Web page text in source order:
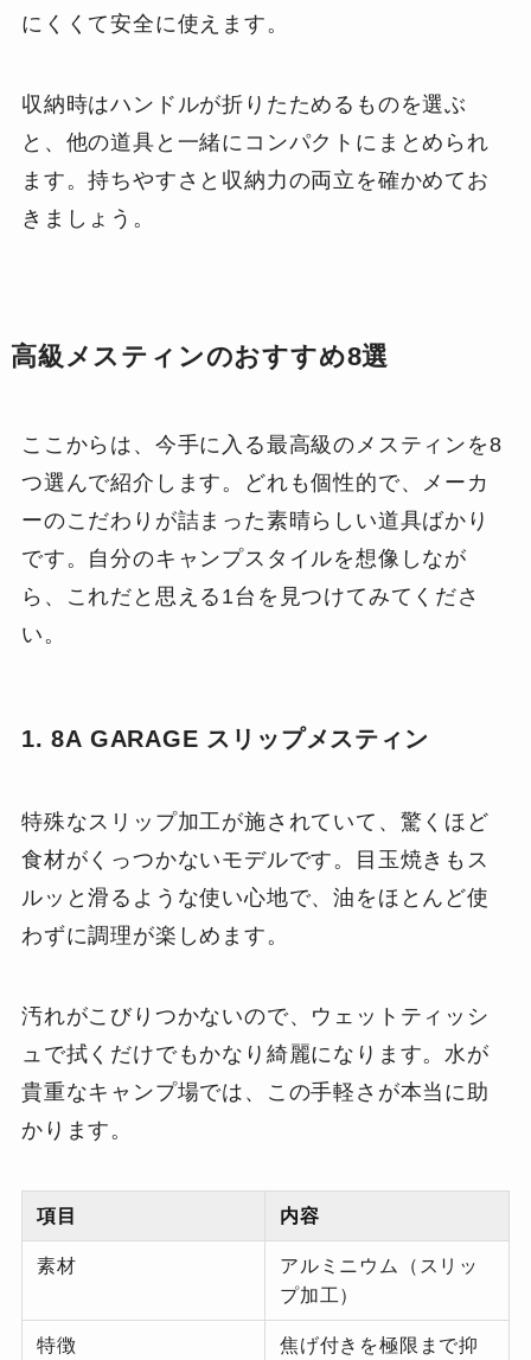
にくくて安全に使えます。
収納時はハンドルが折りたためるものを選ぶ
と、他の道具と一緒にコンパクトにまとめられ
ます。持ちやすさと収納力の両立を確かめてお
きましょう。
高級メスティンのおすすめ8選
ここからは、今手に入る最高級のメスティンを8
つ選んで紹介します。どれも個性的で、メーカ
ーのこだわりが詰まった素晴らしい道具ばかり
です。自分のキャンプスタイルを想像しなが
ら、これだと思える1台を見つけてみてくださ
い。
1. 8A GARAGE スリップメスティン
特殊なスリップ加工が施されていて、驚くほど
食材がくっつかないモデルです。目玉焼きもス
ルッと滑るような使い心地で、油をほとんど使
わずに調理が楽しめます。
汚れがこびりつかないので、ウェットティッシ
ュで拭くだけでもかなり綺麗になります。水が
貴重なキャンプ場では、この手軽さが本当に助
かります。
項目 内容
素材
アルミニウム（スリッ
プ加工）
特徴 焦げ付きを極限まで抑